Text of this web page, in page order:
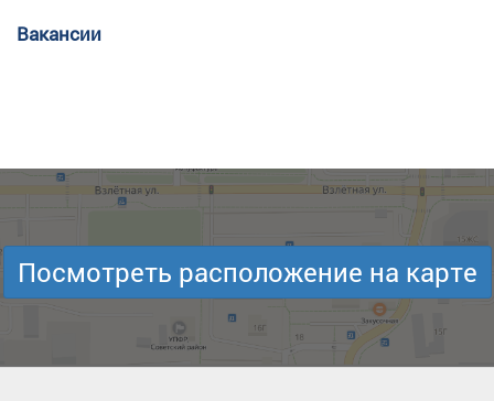
Вакансии
Посмотреть расположение на карте